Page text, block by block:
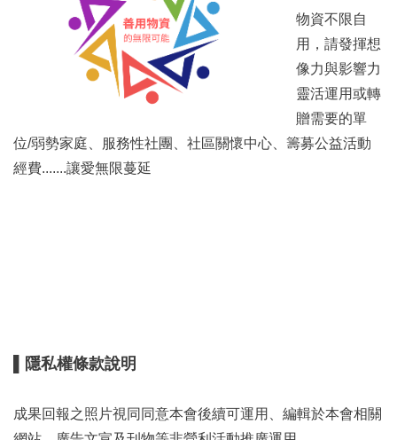
物資不限自
用，請發揮想
像力與影響力
靈活運用或轉
贈需要的單
位/弱勢家庭、服務性社團、社區關懷中心、籌募公益活動
經費.......讓愛無限蔓延
▌隱私權條款說明
成果回報之照片視同同意本會後續可運用、編輯於本會相關